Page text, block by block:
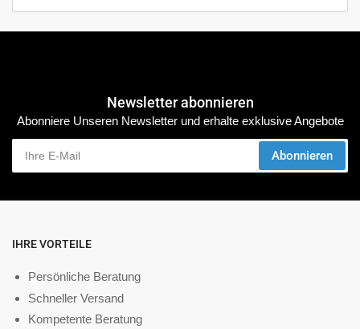
Newsletter abonnieren
Abonniere Unseren Newsletter und erhalte exklusive Angebote
Ihre
Mail
Abonnieren
IHRE VORTEILE
Persönliche Beratung
Schneller Versand
Kompetente Beratung